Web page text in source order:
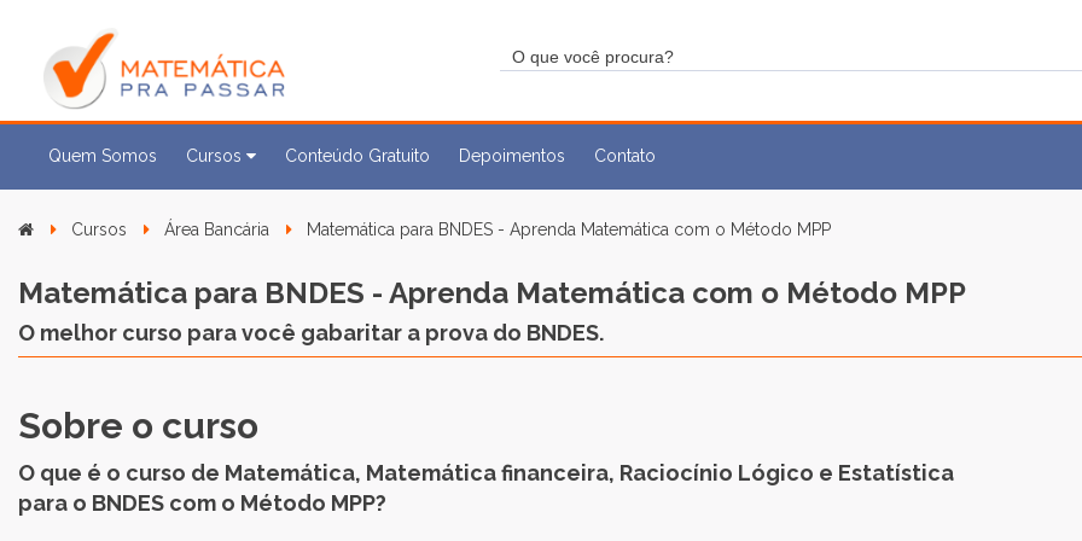
Quem Somos Cursos Conteúdo Gratuito Depoimentos Contato
Cursos Área Bancária Matemática para BNDES - Aprenda Matemática com o Método MPP
Matemática para BNDES - Aprenda Matemática com o Método MPP
O melhor curso para você gabaritar a prova do BNDES.
Sobre o curso
O que é o curso de Matemática, Matemática financeira, Raciocínio Lógico e Estatística
para o BNDES com o Método MPP?